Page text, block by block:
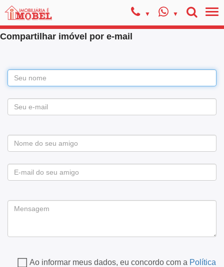
Compartilhar imóvel por e-mail
Ao informar meus dados, eu concordo com a Política